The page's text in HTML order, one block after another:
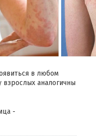
в любом
аналогичны
-